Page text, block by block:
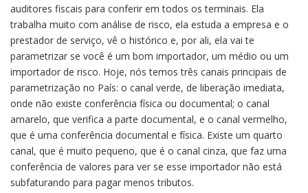
auditores fiscais para conferir em todos os terminais. Ela
trabalha muito com análise de risco, ela estuda a empresa e o
prestador de serviço, vê o histórico e, por ali, ela vai te
parametrizar se você é um bom importador, um médio ou um
importador de risco. Hoje, nós temos três canais principais de
parametrização no País: o canal verde, de liberação imediata,
onde não existe conferência física ou documental; o canal
amarelo, que verifica a parte documental, e o canal vermelho,
que é uma conferência documental e física. Existe um quarto
canal, que é muito pequeno, que é o canal cinza, que faz uma
conferência de valores para ver se esse importador não está
subfaturando para pagar menos tributos.